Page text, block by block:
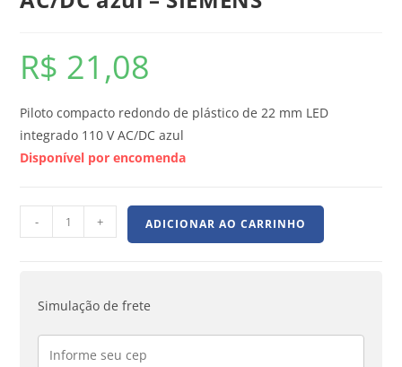
R$ 21,08
Piloto compacto redondo de plástico de 22 mm LED
integrado 110 V AC/DC azul
Disponível por encomenda
- + ADICIONAR AO CARRINHO
Simulação de frete